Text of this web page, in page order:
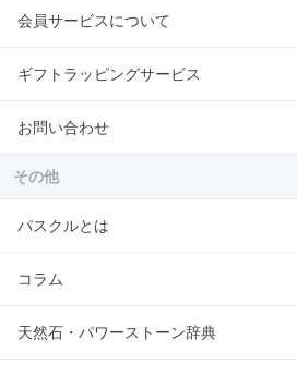
会員サービスについて
ギフトラッピングサービス
お問い合わせ
その他
パスクルとは
コラム
天然石・パワーストーン辞典